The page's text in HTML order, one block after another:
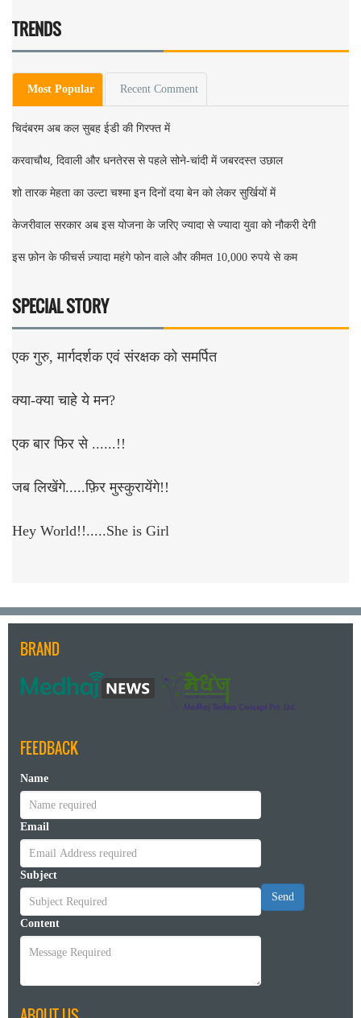
TRENDS
Most Popular Recent Comment
चिदंबरम अब कल सुबह ईडी की गिरफ्त में
करवाचौथ, दिवाली और धनतेरस से पहले सोने-चांदी में जबरदस्त उछाल
शो तारक मेहता का उल्टा चश्मा इन दिनों दया बेन को लेकर सुर्खियों में
केजरीवाल सरकार अब इस योजना के जरिए ज्यादा से ज्यादा युवा को नौकरी देगी
इस फ़ोन के फीचर्स ज़्यादा महंगे फोन वाले और कीमत 10,000 रुपये से कम
SPECIAL STORY
एक गुरु, मार्गदर्शक एवं संरक्षक को समर्पित
क्या-क्या चाहे ये मन?
एक बार फिर से ......!!
जब लिखेंगे.....फ़िर मुस्कुरायेंगे!!
Hey World!!.....She is Girl
BRAND
FEEDBACK
Name
Email
Subject
Content
Send